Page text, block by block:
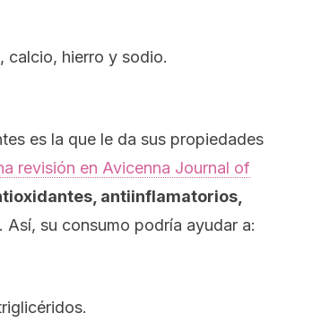
calcio, hierro y sodio.
es la que le da sus propiedades
revisión en Avicenna Journal of
antiinflamatorios,
. Así, su consumo podría ayudar a: